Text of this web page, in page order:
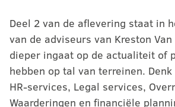
Deel 2 van de aflevering staat in
van de adviseurs van Kreston
dieper ingaat op de actualiteit of
hebben op tal van terreinen.
HR-services, Legal services,
Waarderingen en financiële